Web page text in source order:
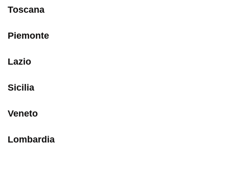
Toscana
Piemonte
Lazio
Sicilia
Veneto
Lombardia